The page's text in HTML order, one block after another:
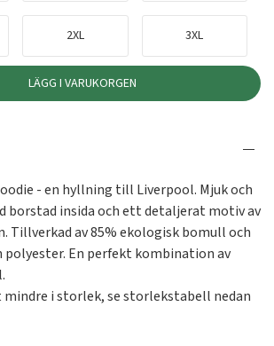
2XL 3XL
LÄGG I VARUKORGEN
- en hyllning till Liverpool. Mjuk och
borstad insida och ett detaljerat motiv av
Tillverkad av 85% ekologisk bomull och
polyester. En perfekt kombination av
mindre i storlek, se storlekstabell nedan